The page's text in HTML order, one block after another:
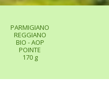
PARMIGIANO
REGGIANO
BIO - AOP
POINTE
170 g